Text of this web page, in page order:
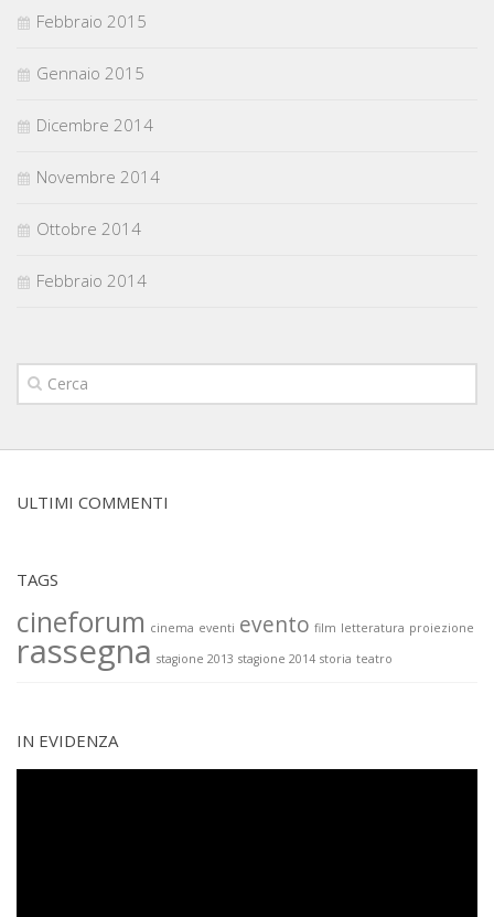
Febbraio 2015
Gennaio 2015
Dicembre 2014
Novembre 2014
Ottobre 2014
Febbraio 2014
ULTIMI COMMENTI
TAGS
cineforum cinema eventi evento film letteratura proiezione
rassegna stagione 2013 stagione 2014 storia teatro
IN EVIDENZA